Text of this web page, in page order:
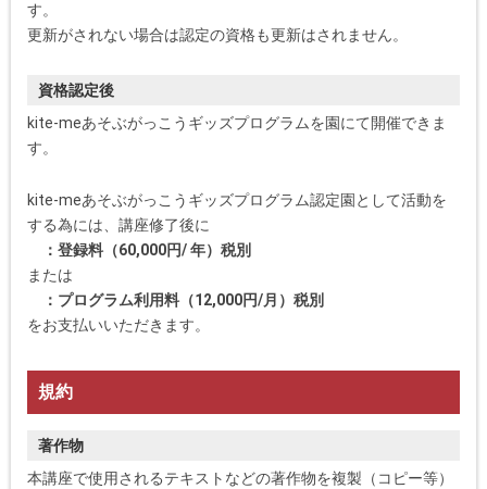
す。
更新がされない場合は認定の資格も更新はされません。
資格認定後
kite-meあそぶがっこうギッズプログラムを園にて開催できま
す。
kite-meあそぶがっこうギッズプログラム認定園として活動を
する為には、講座修了後に
：登録料（60,000円/ 年）税別
または
：プログラム利用料（12,000円/月）税別
をお支払いいただきます。
規約
著作物
本講座で使用されるテキストなどの著作物を複製（コピー等）